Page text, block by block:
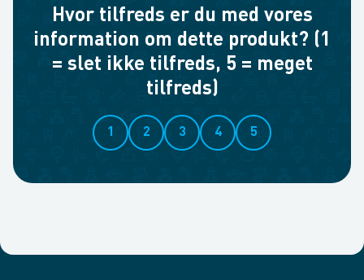
Hvor tilfreds er du med vores
information om dette produkt? (1
= slet ikke tilfreds, 5 = meget
tilfreds)
1 2 3 4 5